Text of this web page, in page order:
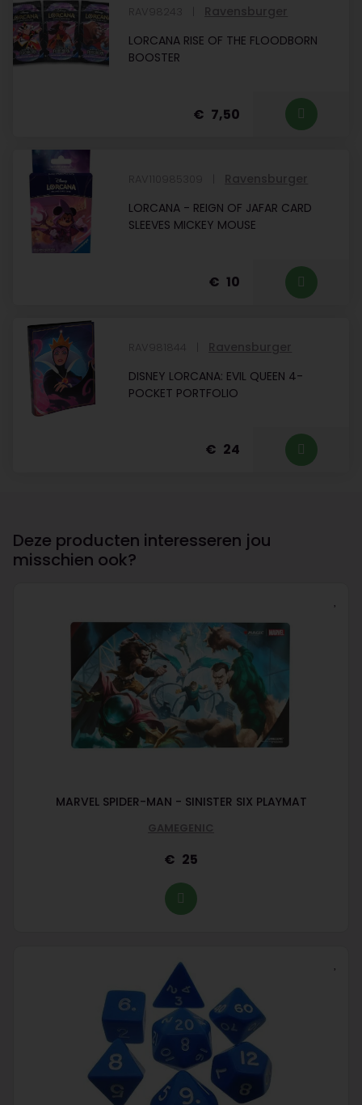
RAV98243
Ravensburger
LORCANA RISE OF THE FLOODBORN
BOOSTER
7,50
Ravensburger
LORCANA - REIGN OF JAFAR CARD
SLEEVES MICKEY MOUSE
10
RAV981844
Ravensburger
DISNEY LORCANA: EVIL QUEEN 4-
POCKET PORTFOLIO
24
Deze producten interesseren jou
misschien ook?
MARVEL SPIDER-MAN - SINISTER SIX PLAYMAT
GAMEGENIC
25